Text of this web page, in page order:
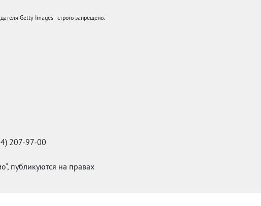
Getty Images - строго запрещено.
207-97-00
публикуются на правах